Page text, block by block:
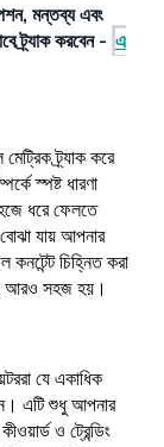
মন্তব্য এবং
ট্র্যাক করবেন - এ
ট্র্যাক করে
স্পষ্ট ধারণা
ধরে ফেলতে
যায় আপনার
চিহ্নিত করা
আরও সহজ হয়।
যে একাধিক
এটি শুধু আপনার
ও ট্রেন্ডিং